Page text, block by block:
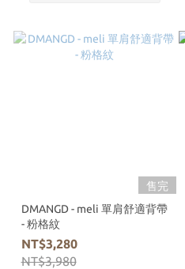
售完
DMANGD - meli 單肩舒適背帶
- 粉格紋
NT$3,280
NT$3,980